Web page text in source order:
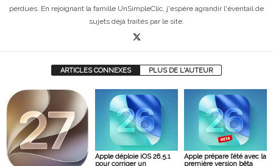
perdues. En rejoignant la famille UnSimpleClic, j'espère agrandir l'éventail de
sujets déjà traités par le site.
ARTICLES CONNEXES PLUS DE L'AUTEUR
Apple déploie iOS 26.5.1
pour corriger un
Apple prépare l’été avec la
première version bêta